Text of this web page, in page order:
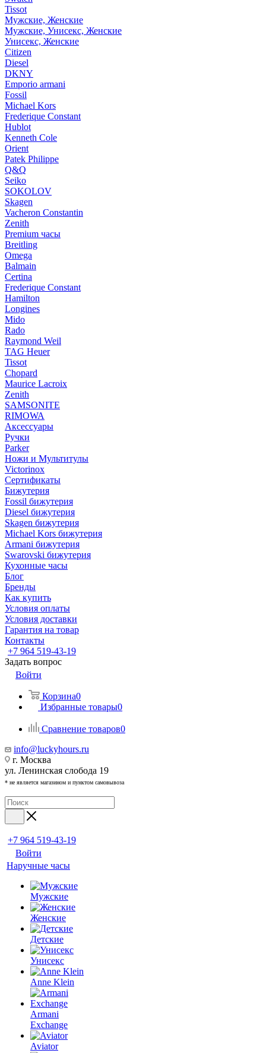
Tissot
Мужские, Женские
Мужские, Унисекс, Женские
Унисекс, Женские
Citizen
Diesel
DKNY
Emporio armani
Fossil
Michael Kors
Frederique Constant
Hublot
Kenneth Cole
Orient
Patek Philippe
Q&Q
Seiko
SOKOLOV
Skagen
Vacheron Constantin
Zenith
Premium часы
Breitling
Omega
Balmain
Certina
Frederique Constant
Hamilton
Longines
Mido
Rado
Raymond Weil
TAG Heuer
Tissot
Chopard
Maurice Lacroix
Zenith
SAMSONITE
RIMOWA
Аксессуары
Ручки
Parker
Ножи и Мультитулы
Victorinox
Сертификаты
Бижутерия
Fossil бижутерия
Diesel бижутерия
Skagen бижутерия
Michael Kors бижутерия
Armani бижутерия
Swarovski бижутерия
Кухонные часы
Блог
Бренды
Как купить
Условия оплаты
Условия доставки
Гарантия на товар
Контакты
+7 964 519-43-19
Задать вопрос
Войти
Корзина0
Избранные товары0
Сравнение товаров0
info@luckyhours.ru
г. Москва
ул. Ленинская слобода 19
* не является магазином и пунктом самовывоза
+7 964 519-43-19
Войти
Наручные часы
Мужские
Женские
Детские
Унисекс
Anne Klein
Armani
Exchange
Aviator